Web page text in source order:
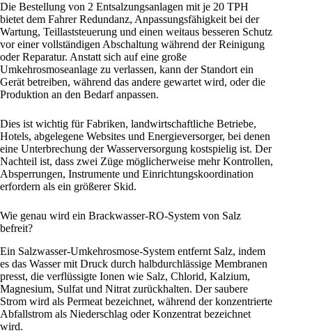
Die Bestellung von 2 Entsalzungsanlagen mit je 20 TPH
bietet dem Fahrer Redundanz, Anpassungsfähigkeit bei der
Wartung, Teillaststeuerung und einen weitaus besseren Schutz
vor einer vollständigen Abschaltung während der Reinigung
oder Reparatur. Anstatt sich auf eine große
Umkehrosmoseanlage zu verlassen, kann der Standort ein
Gerät betreiben, während das andere gewartet wird, oder die
Produktion an den Bedarf anpassen.
Dies ist wichtig für Fabriken, landwirtschaftliche Betriebe,
Hotels, abgelegene Websites und Energieversorger, bei denen
eine Unterbrechung der Wasserversorgung kostspielig ist. Der
Nachteil ist, dass zwei Züge möglicherweise mehr Kontrollen,
Absperrungen, Instrumente und Einrichtungskoordination
erfordern als ein größerer Skid.
Wie genau wird ein Brackwasser-RO-System von Salz
befreit?
Ein Salzwasser-Umkehrosmose-System entfernt Salz, indem
es das Wasser mit Druck durch halbdurchlässige Membranen
presst, die verflüssigte Ionen wie Salz, Chlorid, Kalzium,
Magnesium, Sulfat und Nitrat zurückhalten. Der saubere
Strom wird als Permeat bezeichnet, während der konzentrierte
Abfallstrom als Niederschlag oder Konzentrat bezeichnet
wird.